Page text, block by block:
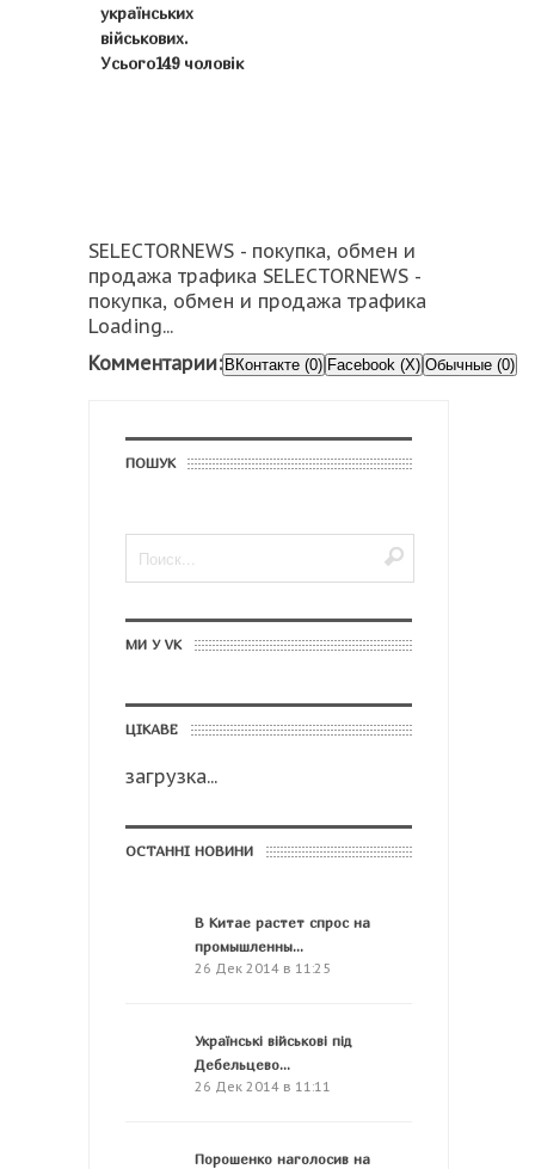
українських
військових.
Усього149 чоловік
SELECTORNEWS - покупка, обмен и
продажа трафика SELECTORNEWS -
покупка, обмен и продажа трафика
Loading...
Комментарии: ВКонтакте (0) Facebook (X) Обычные (0)
ПОШУК
МИ У VK
ЦІКАВЕ
загрузка...
ОСТАННІ НОВИНИ
В Китае растет спрос на
промышленны...
26 Дек 2014 в 11:25
Українські військові під
Дебельцево...
26 Дек 2014 в 11:11
Порошенко наголосив на